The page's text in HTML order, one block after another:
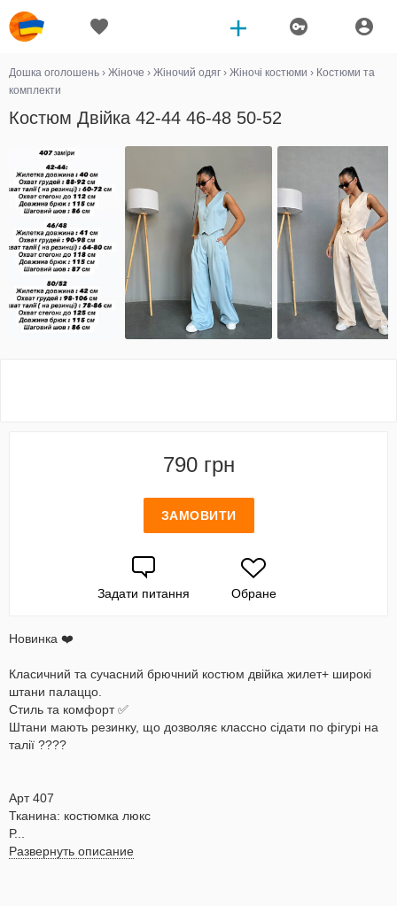
Дошка оголошень › Жіноче › Жіночий одяг › Жіночі костюми › Костюми та
комплекти
Костюм Двійка 42-44 46-48 50-52
790 грн
ЗАМОВИТИ
Задати питання Обране
Новинка ❤️
Класичний та сучасний брючний костюм двійка жилет+ широкі
штани палаццо.
Стиль та комфорт ✅
Штани мають резинку, що дозволяє классно сідати по фігурі на
талії ????
Арт 407
Тканина: костюмка люкс
Р...
Развернуть описание